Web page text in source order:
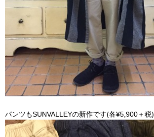
パンツもSUNVALLEYの新作です(各¥5,900＋税)